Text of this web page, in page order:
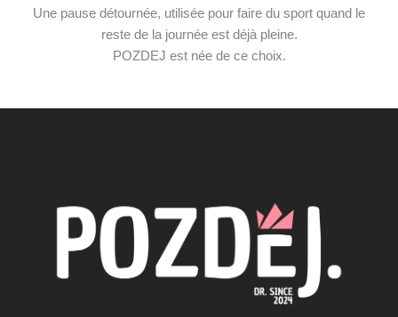
Une pause détournée, utilisée pour faire du sport quand le
reste de la journée est déjà pleine.
POZDEJ est née de ce choix.